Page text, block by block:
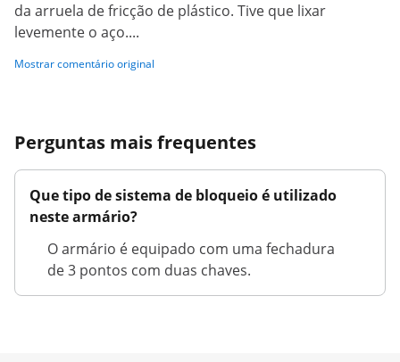
da arruela de fricção de plástico. Tive que lixar
levemente o aço....
Mostrar comentário original
Perguntas mais frequentes
Que tipo de sistema de bloqueio é utilizado
neste armário?
O armário é equipado com uma fechadura
de 3 pontos com duas chaves.